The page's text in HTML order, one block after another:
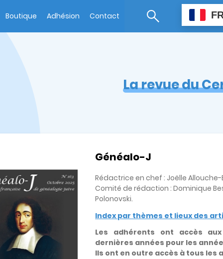
Boutique Adhésion Contact
La revue du
Généalo-J
Rédactrice en chef : Joëlle
Comité de rédaction : Dominique
Polonovski.
Index par thèmes et lieux des
Les adhérents ont accès
dernières années pour les
Ils ont en outre accès à tous les